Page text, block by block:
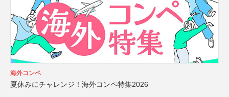
海外コンペ
夏休みにチャレンジ！海外コンペ特集2026